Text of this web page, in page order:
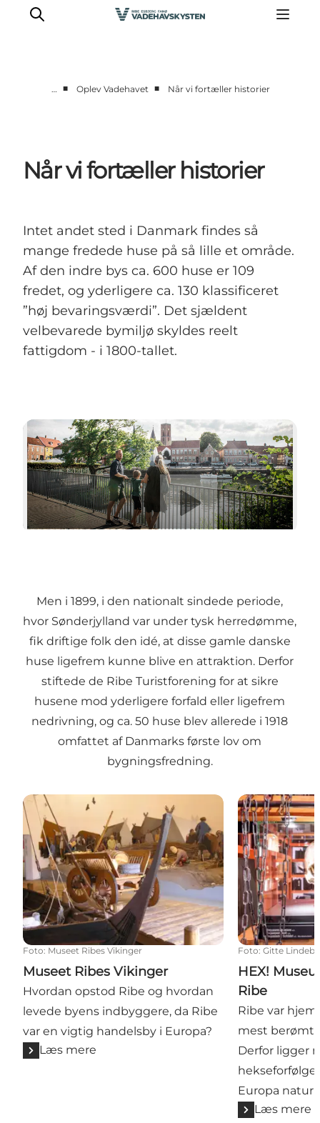
Oplev Fanø
Oplev Mandø
Det Sker
… ■ Oplev Vadehavet ■ Når vi fortæller historier
Når vi fortæller historier
Intet andet sted i Danmark findes så
mange fredede huse på så lille et område.
Af den indre bys ca. 600 huse er 109
fredet, og yderligere ca. 130 klassificeret
”høj bevaringsværdi”. Det sjældent
velbevarede bymiljø skyldes reelt
fattigdom - i 1800-tallet.
Ribe
Men i 1899, i den nationalt sindede periode,
hvor Sønderjylland var under tysk herredømme,
fik driftige folk den idé, at disse gamle danske
huse ligefrem kunne blive en attraktion. Derfor
stiftede de Ribe Turistforening for at sikre
husene mod yderligere forfald eller ligefrem
nedrivning, og ca. 50 huse blev allerede i 1918
omfattet af Danmarks første lov om
bygningsfredning.
Museet Ribes Vikinger
Foto: Museet Ribes Vikinger
Museet Ribes Vikinger
Hvordan opstod Ribe og hvordan
levede byens indbyggere, da Ribe
var en vigtig handelsby i Europa?
Læs mere
HEX!
Foto: Gitte
HEX!
Ribe
Ribe var
mest
Derfor ligger
Europa
Læs mere